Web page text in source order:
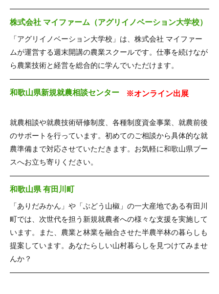
株式会社 マイファーム（アグリイノベーション大学校）
「アグリイノベーション大学校」は、株式会社 マイファー
ムが運営する週末開講の農業スクールです。仕事を続けなが
ら農業技術と経営を総合的に学んでいただけます。
和歌山県新規就農相談センター ※オンライン出展
就農相談や就農技術研修制度、各種制度資金事業、就農前後
のサポートを行っています。初めてのご相談から具体的な就
農準備まで対応させていただきます。お気軽に和歌山県ブー
スへお立ち寄りください。
和歌山県 有田川町
「ありだみかん」や「ぶどう山椒」の一大産地である有田川
町では、次世代を担う新規就農者への様々な支援を実施して
います。また、農業と林業を融合させた半農半林の暮らしも
提案しています。あなたらしい山村暮らしを見つけてみませ
んか？